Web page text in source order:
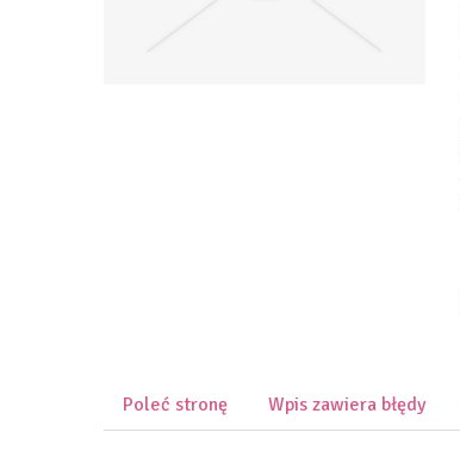
Poleć stronę Wpis zawiera błędy